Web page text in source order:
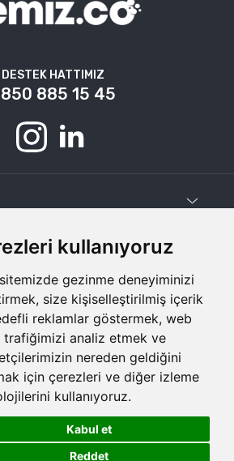
kullanıyoruz
gezinme deneyiminizi
size kişiselleştirilmiş içerik
reklamlar göstermek, web
trafiğimizi analiz etmek ve
nereden geldiğini
için çerezleri ve diğer izleme
kullanıyoruz.
Kabul et
Reddet
DESTEK HATTIMIZ
885 15 45
bilgi@temiz.co
Her Hakkı Saklıdır.